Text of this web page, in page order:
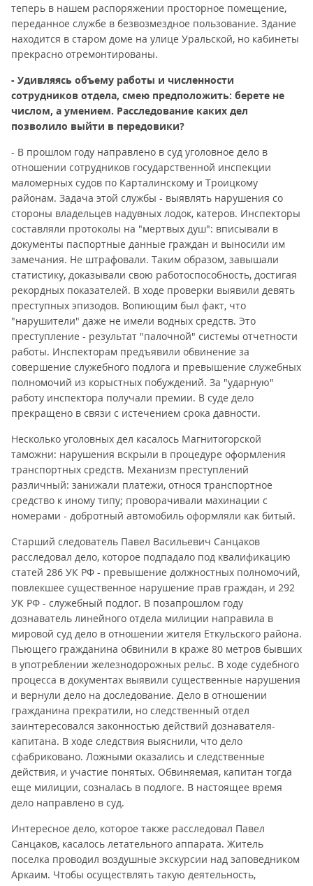
теперь в нашем распоряжении просторное помещение,
переданное службе в безвозмездное пользование. Здание
находится в старом доме на улице Уральской, но кабинеты
прекрасно отремонтированы.
- Удивляясь объему работы и численности
сотрудников отдела, смею предположить: берете не
числом, а умением. Расследование каких дел
позволило выйти в передовики?
- В прошлом году направлено в суд уголовное дело в
отношении сотрудников государственной инспекции
маломерных судов по Карталинскому и Троицкому
районам. Задача этой службы - выявлять нарушения со
стороны владельцев надувных лодок, катеров. Инспекторы
составляли протоколы на "мертвых душ": вписывали в
документы паспортные данные граждан и выносили им
замечания. Не штрафовали. Таким образом, завышали
статистику, доказывали свою работоспособность, достигая
рекордных показателей. В ходе проверки выявили девять
преступных эпизодов. Вопиющим был факт, что
"нарушители" даже не имели водных средств. Это
преступление - результат "палочной" системы отчетности
работы. Инспекторам предъявили обвинение за
совершение служебного подлога и превышение служебных
полномочий из корыстных побуждений. За "ударную"
работу инспектора получали премии. В суде дело
прекращено в связи с истечением срока давности.
Несколько уголовных дел касалось Магнитогорской
таможни: нарушения вскрыли в процедуре оформления
транспортных средств. Механизм преступлений
различный: занижали платежи, относя транспортное
средство к иному типу; проворачивали махинации с
номерами - добротный автомобиль оформляли как битый.
Старший следователь Павел Васильевич Санцаков
расследовал дело, которое подпадало под квалификацию
статей 286 УК РФ - превышение должностных полномочий,
повлекшее существенное нарушение прав граждан, и 292
УК РФ - служебный подлог. В позапрошлом году
дознаватель линейного отдела милиции направила в
мировой суд дело в отношении жителя Еткульского района.
Пьющего гражданина обвинили в краже 80 метров бывших
в употреблении железнодорожных рельс. В ходе судебного
процесса в документах выявили существенные нарушения
и вернули дело на доследование. Дело в отношении
гражданина прекратили, но следственный отдел
заинтересовался законностью действий дознавателя-
капитана. В ходе следствия выяснили, что дело
сфабриковано. Ложными оказались и следственные
действия, и участие понятых. Обвиняемая, капитан тогда
еще милиции, созналась в подлоге. В настоящее время
дело направлено в суд.
Интересное дело, которое также расследовал Павел
Санцаков, касалось летательного аппарата. Житель
поселка проводил воздушные экскурсии над заповедником
Аркаим. Чтобы осуществлять такую деятельность,